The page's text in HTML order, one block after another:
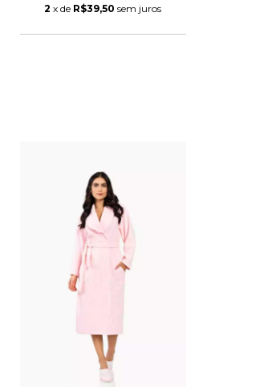
2 x de R$39,50 sem juros